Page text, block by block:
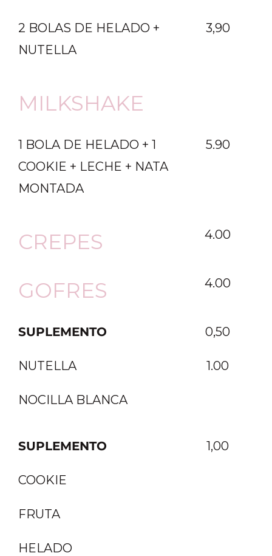
2 BOLAS DE HELADO +
NUTELLA
3,90
MILKSHAKE
1 BOLA DE HELADO + 1
COOKIE + LECHE + NATA
MONTADA
5.90
CREPES 4.00
GOFRES 4.00
SUPLEMENTO
NUTELLA
NOCILLA BLANCA
0,50
1.00
SUPLEMENTO
COOKIE
FRUTA
HELADO
1,00